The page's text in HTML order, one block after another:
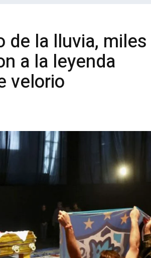
de la lluvia, miles
a la leyenda
velorio